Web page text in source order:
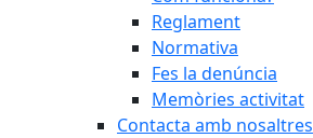
Reglament
Normativa
Fes la denúncia
Memòries activitat
Contacta amb nosaltres